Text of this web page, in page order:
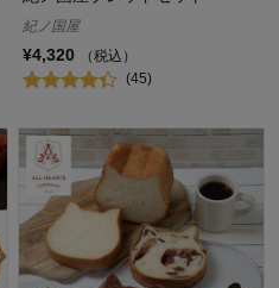
紀ノ国屋
¥4,320
（税込）
(45)